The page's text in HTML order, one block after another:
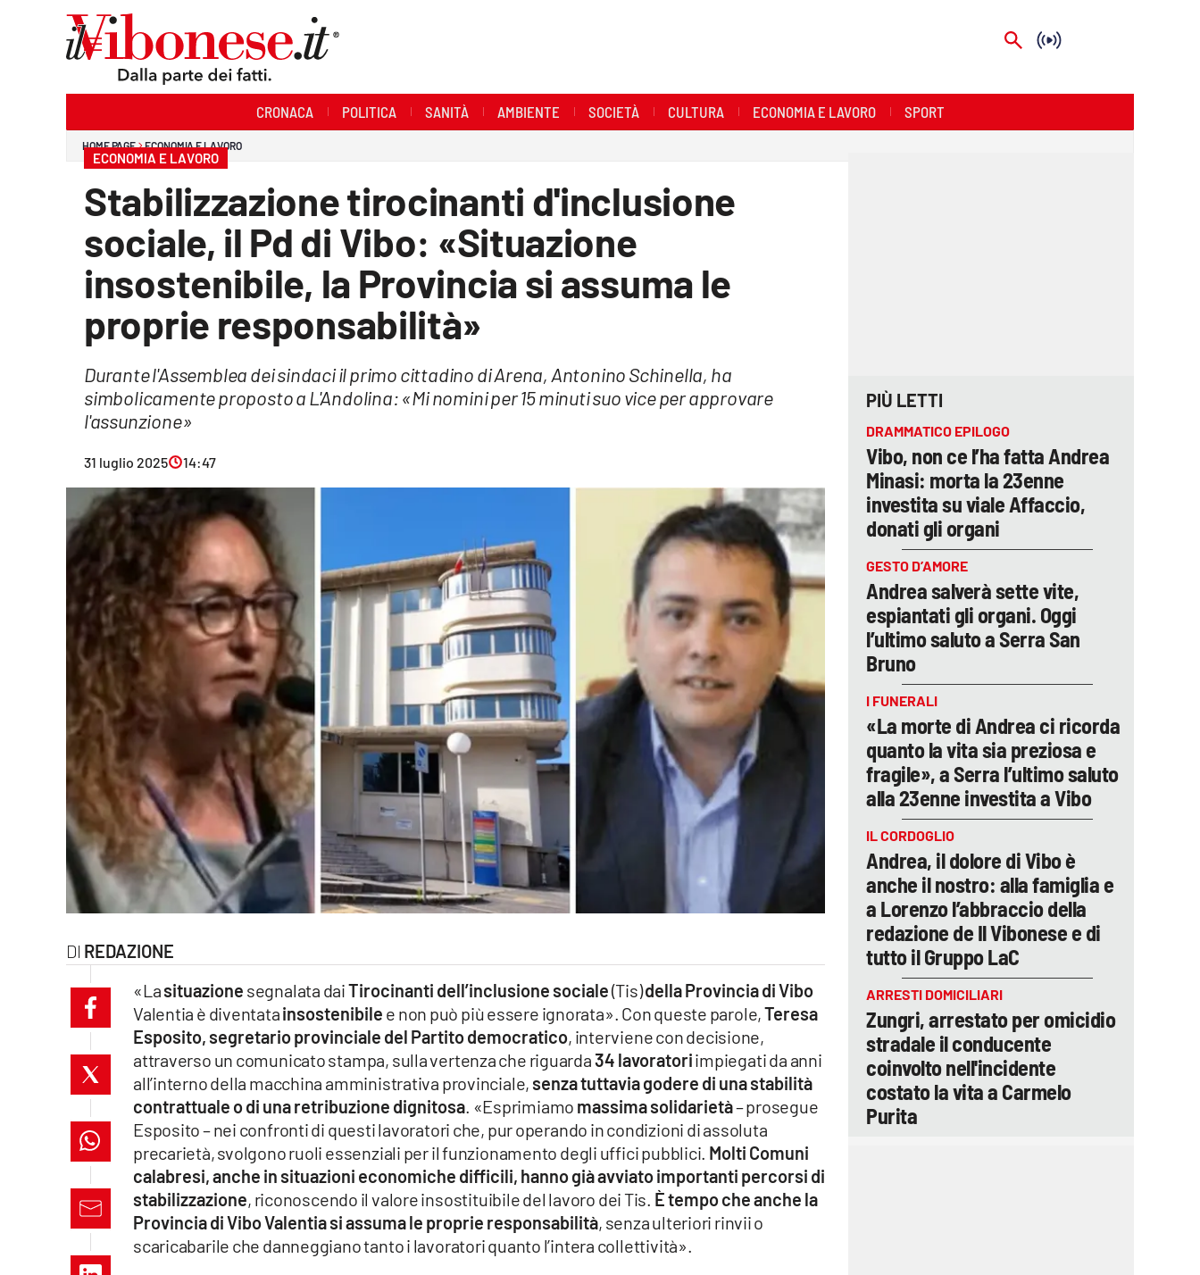
Economia e Lavoro
Streaming
lacitymag.it
cosenzachannel.it
catanzarochannel.it
lacapitalenews.it
CRONACA POLITICA SANITÀ AMBIENTE SOCIETÀ CULTURA ECONOMIA E LAVORO SPORT
HOME PAGE ECONOMIA E LAVORO
ECONOMIA E LAVORO
Stabilizzazione tirocinanti d'inclusione
sociale, il Pd di Vibo: «Situazione
insostenibile, la Provincia si assuma le
proprie responsabilità»
Durante l'Assemblea dei sindaci il primo cittadino di Arena, Antonino Schinella, ha
simbolicamente proposto a L'Andolina: «Mi nomini per 15 minuti suo vice per approvare
l'assunzione»
31 luglio 2025 14:47
REDAZIONE
«Lasituazione segnalata daiTirocinanti dell’inclusione sociale(Tis)della Provincia di Vibo
Valentia è diventatainsostenibile e non può più essere ignorata». Con queste parole,Teresa
Esposito, segretario provinciale del Partito democratico, interviene con decisione,
attraverso un comunicato stampa, sulla vertenza che riguarda34 lavoratoriimpiegati da anni
all’interno della macchina amministrativa provinciale, senza tuttavia godere di una stabilità
contrattuale o di una retribuzione dignitosa. «Esprimiamo massima solidarietà– prosegue
Esposito – nei confronti di questi lavoratori che, pur operando in condizioni di assoluta
precarietà, svolgono ruoli essenziali per il funzionamento degli uffici pubblici. Molti Comuni
calabresi, anche in situazioni economiche difficili, hanno già avviato importanti percorsi di
stabilizzazione, riconoscendo il valore insostituibile del lavoro dei Tis. È tempo che anche la
Provincia di Vibo Valentia si assuma le proprie responsabilità, senza ulteriori rinvii o
scaricabarile che danneggiano tanto i lavoratori quanto l’intera collettività».
PIÙ LETTI
DRAMMATICO EPILOGO
Vibo, non ce l’ha fatta Andrea
Minasi: morta la 23enne
investita su viale Affaccio,
donati gli organi
GESTO D’AMORE
Andrea salverà sette vite,
espiantati gli organi. Oggi
l’ultimo saluto a Serra San
Bruno
I FUNERALI
«La morte di Andrea ci ricorda
quanto la vita sia preziosa e
fragile», a Serra l’ultimo saluto
alla 23enne investita a Vibo
IL CORDOGLIO
Andrea, il dolore di Vibo è
anche il nostro: alla famiglia e
a Lorenzo l’abbraccio della
redazione de Il Vibonese e di
tutto il Gruppo LaC
ARRESTI DOMICILIARI
Zungri, arrestato per omicidio
stradale il conducente
coinvolto nell'incidente
costato la vita a Carmelo
Purita